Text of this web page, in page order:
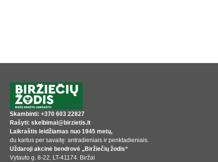
Skambinti: +370 603 22827
Rašyti: skelbimai@birzietis.lt
Laikraštis leidžiamas nuo 1945 metų,
du kartus per savaitę: antradieniais ir penktadieniais.
Uždaroji akcinė bendrovė „Biržiečių žodis“
Vytauto g. 8-22, LT-41174. Biržai